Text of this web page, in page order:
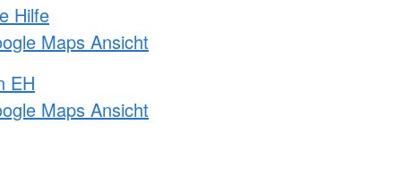
Hilfe
Maps Ansicht
EH
Maps Ansicht